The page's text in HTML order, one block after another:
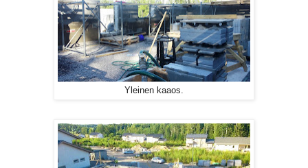
Yleinen kaaos.